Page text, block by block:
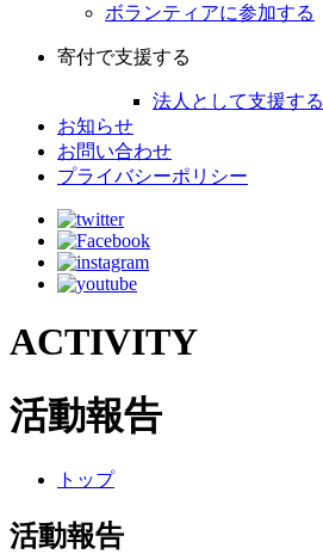
ボランティアに参加する
寄付で支援する
法人として支援する
お知らせ
お問い合わせ
プライバシーポリシー
ACTIVITY
活動報告
トップ
活動報告